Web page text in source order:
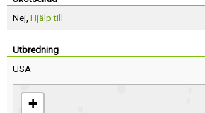
Nej, Hjälp till
Utbredning
USA
+